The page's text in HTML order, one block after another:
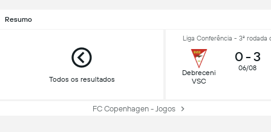
Resumo
Todos os resultados
Liga Conferência - 3ª rodada
Debreceni
VSC
0- 3
06/08
FC Copenhagen - Jogos